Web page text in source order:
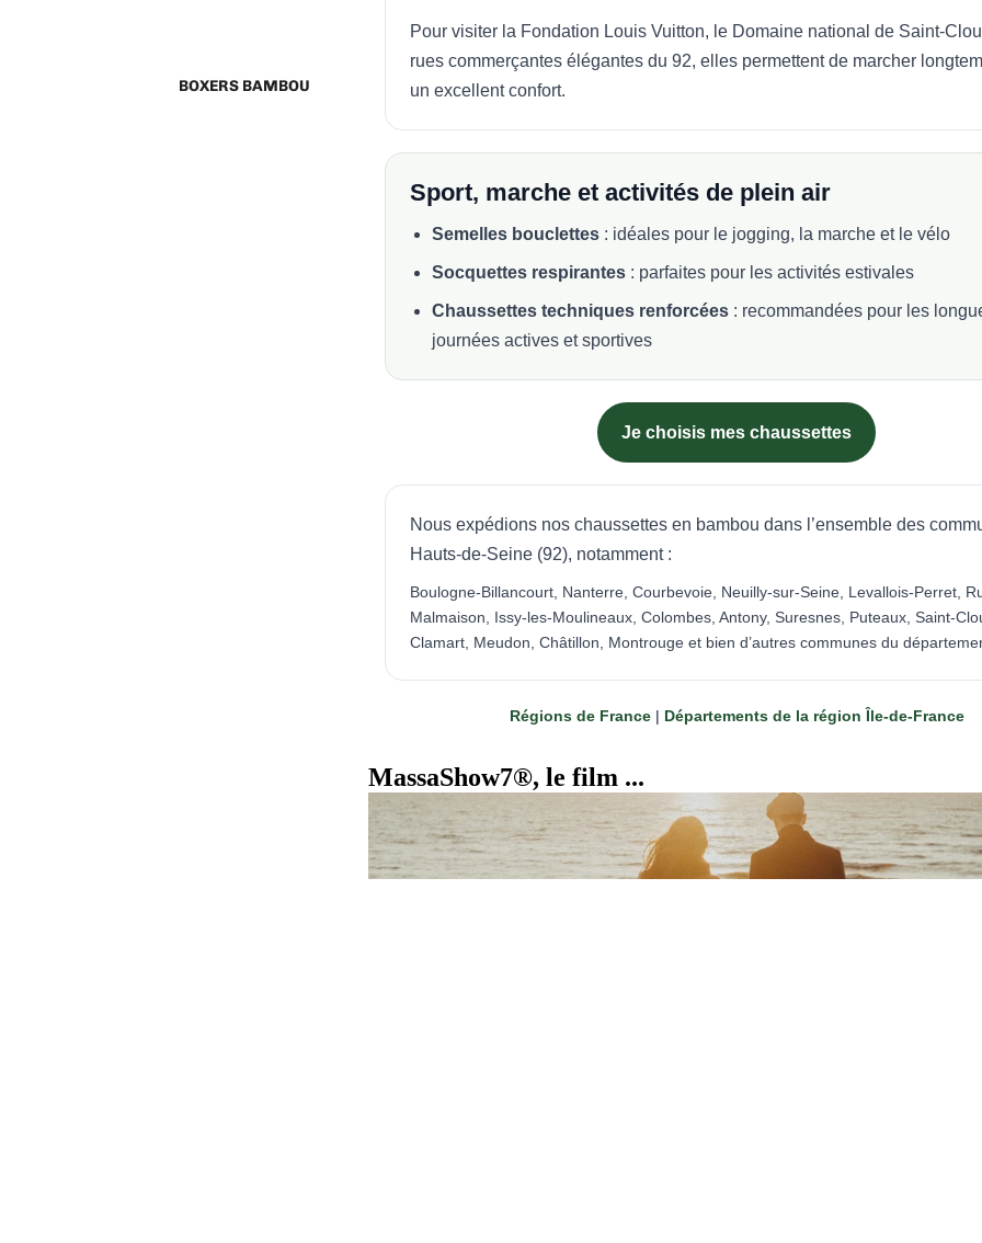
BOXERS BAMBOU
Pour visiter la Fondation Louis Vuitton, le Domaine national de Saint-
rues commerçantes élégantes du 92, elles permettent de marcher
un excellent confort.
Sport, marche et activités de plein air
Semelles bouclettes : idéales pour le jogging, la marche et le vélo
Socquettes respirantes : parfaites pour les activités estivales
Chaussettes techniques renforcées : recommandées pour les
journées actives et sportives
Je choisis mes chaussettes
Nous expédions nos chaussettes en bambou dans l’ensemble des
Hauts-de-Seine (92), notamment :
Boulogne-Billancourt, Nanterre, Courbevoie, Neuilly-sur-Seine, Levallois-Perret,
Malmaison, Issy-les-Moulineaux, Colombes, Antony, Suresnes, Puteaux, Saint-
Clamart, Meudon, Châtillon, Montrouge et bien d’autres communes du
Régions de France | Départements de la région Île-de-France
MassaShow7®, le film ...